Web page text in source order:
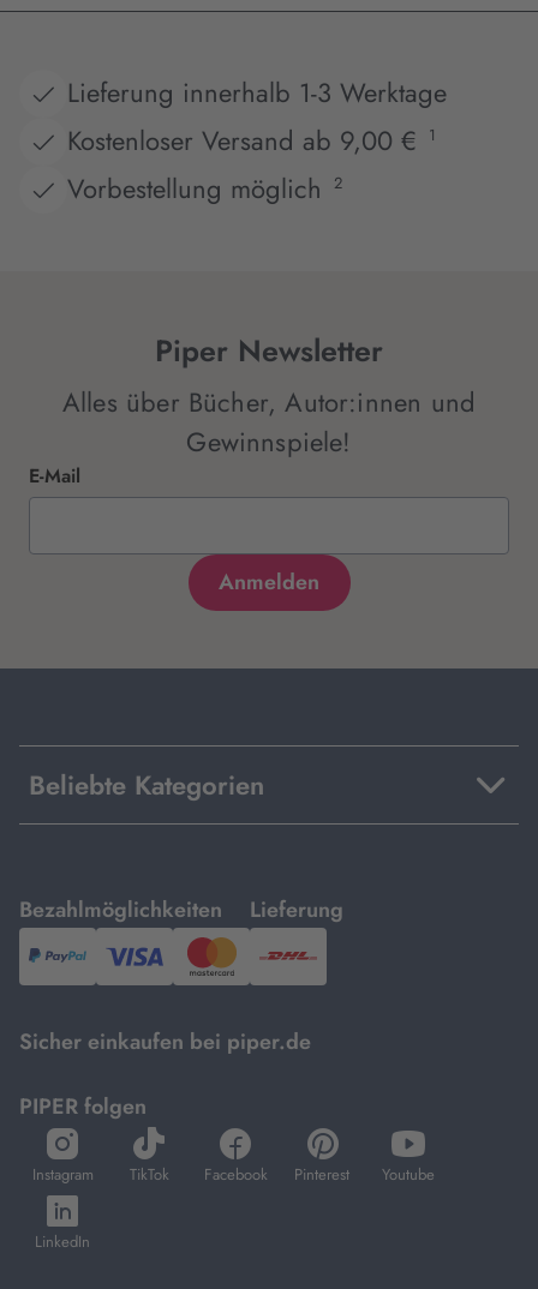
Lieferung innerhalb 1-3 Werktage
Kostenloser Versand ab 9,00 €
1
Vorbestellung möglich 2
Piper Newsletter
Alles über Bücher, Autor:innen und
Gewinnspiele!
E-Mail
Beliebte Kategorien
Bezahlmöglichkeiten
mit
PayPal,Visa
und
Lieferung
mit
DHL.
Sicher einkaufen bei piper.de
PIPER folgen
Instagram
öffnet
in
neuem
Tab
TikTok
öffnet
in
Facebook
öffnet
in
Pinterest
öffnet
in
Youtube
öffnet
in
LinkedIn
öffnet
in